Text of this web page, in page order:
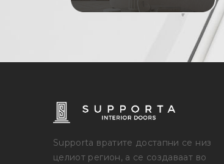
Supporta вратите достапни се низ
целиот регион, а се создаваат во